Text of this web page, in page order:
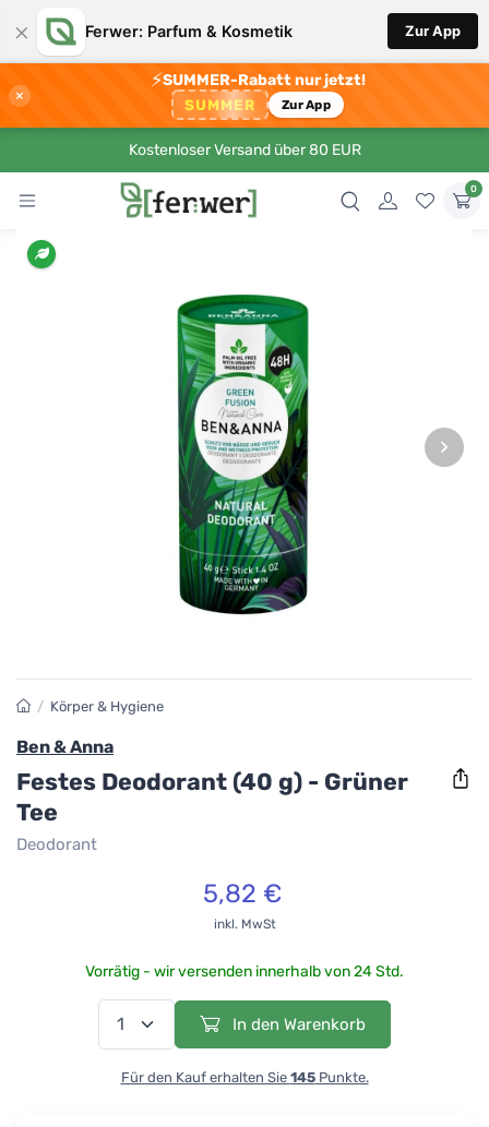
× Ferwer: Parfum & Kosmetik Zur App
×
⚡SUMMER-Rabatt nur jetzt!
SUMMER Zur App
Kostenloser Versand über 80 EUR
0
›
/ Körper & Hygiene
Ben & Anna
Festes Deodorant (40 g) - Grüner
Tee
Deodorant
5,82 €
inkl. MwSt
Vorrätig - wir versenden innerhalb von 24 Std.
In den Warenkorb
Für den Kauf erhalten Sie 145Punkte.